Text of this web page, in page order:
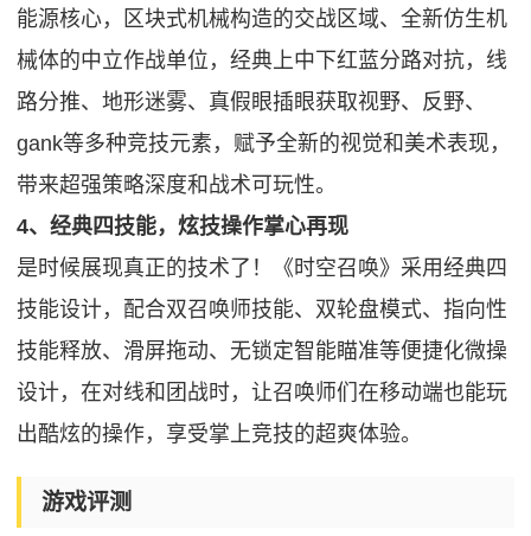
能源核心，区块式机械构造的交战区域、全新仿生机
械体的中立作战单位，经典上中下红蓝分路对抗，线
路分推、地形迷雾、真假眼插眼获取视野、反野、
gank等多种竞技元素，赋予全新的视觉和美术表现，
带来超强策略深度和战术可玩性。
4、经典四技能，炫技操作掌心再现
是时候展现真正的技术了！《时空召唤》采用经典四
技能设计，配合双召唤师技能、双轮盘模式、指向性
技能释放、滑屏拖动、无锁定智能瞄准等便捷化微操
设计，在对线和团战时，让召唤师们在移动端也能玩
出酷炫的操作，享受掌上竞技的超爽体验。
游戏评测